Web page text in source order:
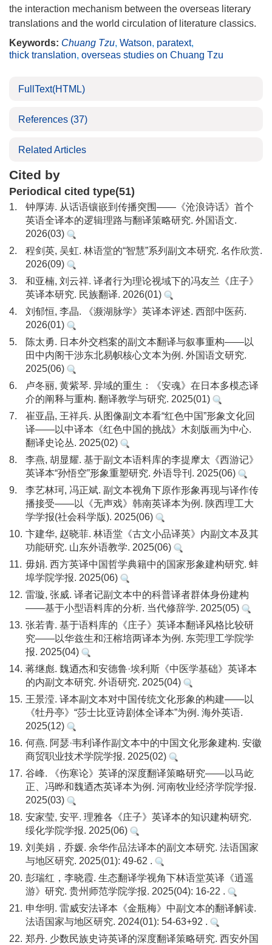
the interaction mechanism between the overseas literary
translations and the world circulation of literature classics.
Keywords: Chuang Tzu, Watson, paratext,
thick translation, overseas studies on Chuang Tzu
FullText(HTML)
References (37)
Related Articles
Cited by
Periodical cited type(51)
1.
钟厚涛. 从话语镶嵌到传播突围——《沧浪诗话》首个
英语全译本的逻辑理路与翻译策略研究. 外国语文.
2026(03)
2.
程剑英, 吴虹. 林语堂的“智慧”系列副文本研究. 名作欣赏.
2026(09)
3.
和亚楠, 刘云祥. 译者行为理论视域下的冯友兰《庄子》
英译本研究. 民族翻译. 2026(01)
4.
刘郁恒, 李晶. 《濒湖脉学》英译本评述. 西部中医药.
2026(01)
5.
陈太勇. 日本外交档案的副文本翻译与叙事重构——以
田中内阁干涉东北易帜核心文本为例. 外国语文研究.
2025(06)
6.
卢冬丽, 黄紫琴. 异域的重生：《安魂》在日本多模态译
介的阐释与重构. 翻译教学与研究. 2025(01)
7.
崔亚晶, 王祥兵. 从图像副文本看“红色中国”形象文化回
译——以中译本《红色中国的挑战》木刻版画为中心.
翻译史论丛. 2025(02)
8.
李燕, 胡显耀. 基于副文本语料库的李提摩太《西游记》
英译本“孙悟空”形象重塑研究. 外语导刊. 2025(06)
9.
李艺林珂, 冯正斌. 副文本视角下原作形象再现与译作传
播接受——以《无声戏》韩南英译本为例. 陕西理工大
学学报(社会科学版). 2025(06)
10. 卞建华, 赵晓菲. 林语堂《古文小品译英》内副文本及其
功能研究. 山东外语教学. 2025(06)
11. 毋娟. 西方英译中国哲学典籍中的国家形象建构研究. 蚌
埠学院学报. 2025(06)
12. 雷璇, 张威. 译者记副文本中的科普译者群体身份建构
——基于小型语料库的分析. 当代修辞学. 2025(05)
13. 张若青. 基于语料库的《庄子》英译本翻译风格比较研
究——以华兹生和汪榕培两译本为例. 东莞理工学院学
报. 2025(04)
14. 蒋继彪. 魏迺杰和安德鲁·埃利斯《中医学基础》英译本
的内副文本研究. 外语研究. 2025(04)
15. 王景滢. 译本副文本对中国传统文化形象的构建——以
《牡丹亭》“莎士比亚诗剧体全译本”为例. 海外英语.
2025(12)
16. 何燕. 阿瑟·韦利译作副文本中的中国文化形象建构. 安徽
商贸职业技术学院学报. 2025(02)
17. 谷峰. 《伤寒论》英译的深度翻译策略研究——以马屹
正、冯晔和魏迺杰英译本为例. 河南牧业经济学院学报.
2025(03)
18. 安家莹, 安平. 理雅各《庄子》英译本的知识建构研究.
绥化学院学报. 2025(06)
19. 刘美娟，乔媛. 余华作品法译本的副文本研究. 法语国家
与地区研究. 2025(01): 49-62 .
20. 彭瑞红，李晓霞. 生态翻译学视角下林语堂英译《逍遥
游》研究. 贵州师范学院学报. 2025(04): 16-22 .
21. 申华明. 雷威安法译本《金瓶梅》中副文本的翻译解读.
法语国家与地区研究. 2024(01): 54-63+92 .
22. 郑丹. 少数民族史诗英译的深度翻译策略研究. 西安外国